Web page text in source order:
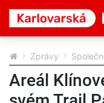
Zprávy
Areál